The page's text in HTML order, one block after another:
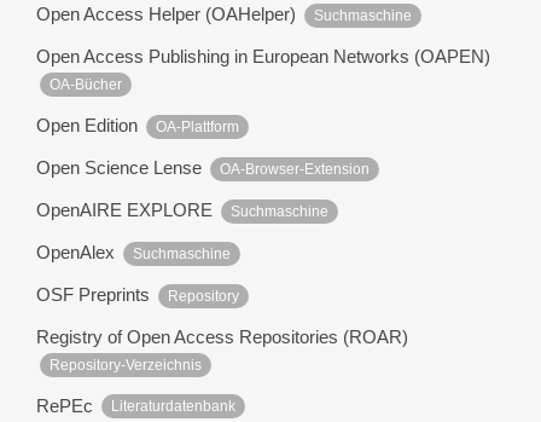
Open Access Helper (OAHelper) Suchmaschine
Open Access Publishing in European Networks (OAPEN)
OA-Bücher
Open Edition OA-Plattform
Open Science Lense OA-Browser-Extension
OpenAIRE EXPLORE Suchmaschine
OpenAlex Suchmaschine
OSF Preprints Repository
Registry of Open Access Repositories (ROAR)
Repository-Verzeichnis
RePEc Literaturdatenbank